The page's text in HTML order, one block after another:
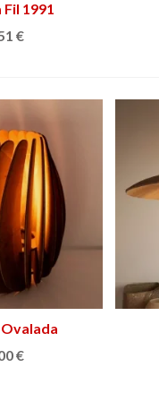
carrito
1991
€
al carrito
€